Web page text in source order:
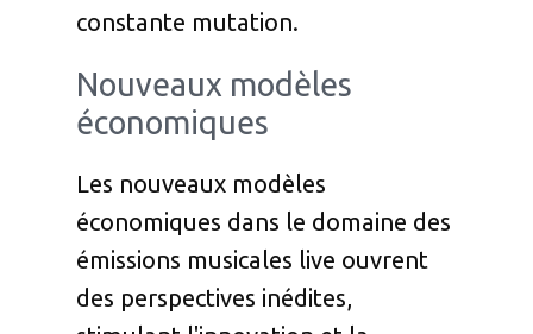
constante mutation.
Nouveaux modèles
économiques
Les nouveaux modèles
économiques dans le domaine des
émissions musicales live ouvrent
des perspectives inédites,